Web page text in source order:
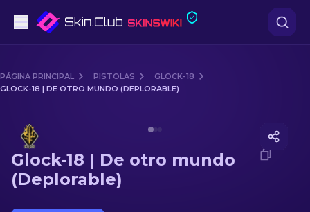
Gama media
Fusiles de Francotirador
PÁGINA PRINCIPAL PISTOLAS
GLOCK-18
GLOCK-18 | DE OTRO MUNDO (DEPLORABLE)
Glock-18 | De otro mundo
(Deplorable)